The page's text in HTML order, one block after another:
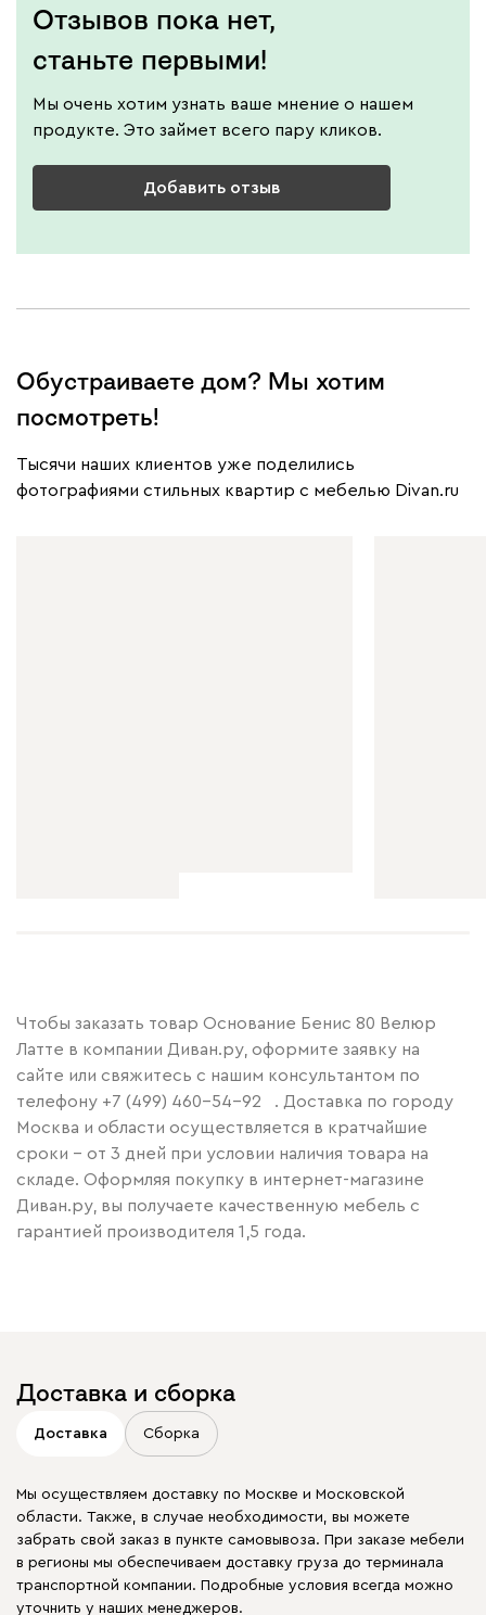
Отзывов пока нет,
станьте первыми!
Мы очень хотим узнать ваше мнение о нашем
продукте. Это займет всего пару кликов.
Добавить отзыв
Обустраиваете дом? Мы хотим
посмотреть!
Тысячи наших клиентов уже поделились
фотографиями стильных квартир с мебелью Divan.ru
Чтобы заказать товар Основание Бенис 80 Велюр
Латте в компании Диван.ру, оформите заявку на
сайте или свяжитесь с нашим консультантом по
телефону +7 (499) 460-54-92
. Доставка по городу
Москва и области осуществляется в кратчайшие
сроки – от 3 дней при условии наличия товара на
складе. Оформляя покупку в интернет-магазине
Диван.ру, вы получаете качественную мебель с
гарантией производителя 1,5 года.
Доставка и сборка
Доставка Сборка
Мы осуществляем доставку по Москве и Московской
области. Также, в случае необходимости, вы можете
забрать свой заказ в пункте самовывоза. При заказе мебели
в регионы мы обеспечиваем доставку груза до терминала
транспортной компании. Подробные условия всегда можно
уточнить у наших менеджеров.